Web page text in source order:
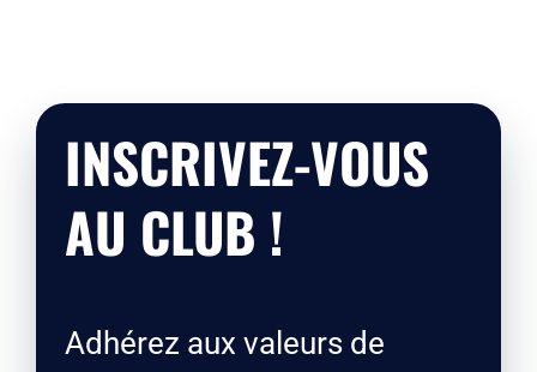
INSCRIVEZ-VOUS
AU CLUB !
Adhérez aux valeurs de